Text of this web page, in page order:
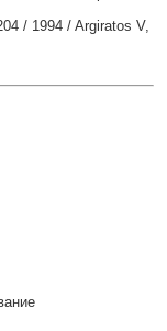
/ 1994 / Argiratos V,